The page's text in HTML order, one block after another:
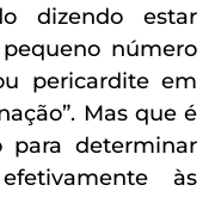
dizendo estar
número
pericardite em
Mas que é
para determinar
às